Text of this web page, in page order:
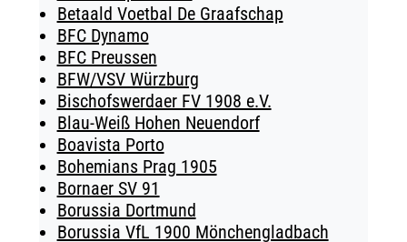
Betaald Voetbal De Graafschap
BFC Dynamo
BFC Preussen
BFW/VSV Würzburg
Bischofswerdaer FV 1908 e.V.
Blau-Weiß Hohen Neuendorf
Boavista Porto
Bohemians Prag 1905
Bornaer SV 91
Borussia Dortmund
Borussia VfL 1900 Mönchengladbach